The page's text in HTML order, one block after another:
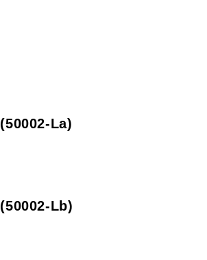
50002-La
50002-Lb